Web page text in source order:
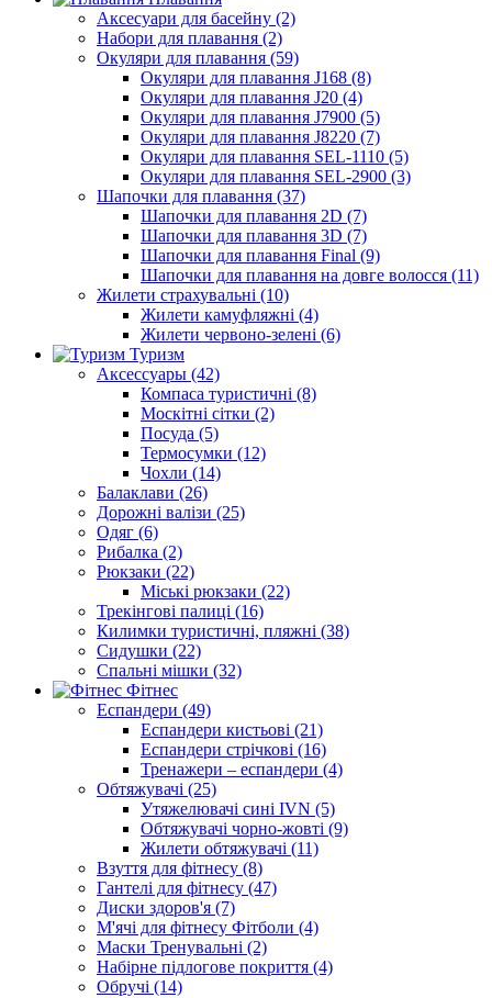
Аксесуари для басейну (2)
Набори для плавання (2)
Окуляри для плавання (59)
Окуляри для плавання J168 (8)
Окуляри для плавання J20 (4)
Окуляри для плавання J7900 (5)
Окуляри для плавання J8220 (7)
Окуляри для плавання SEL-1110 (5)
Окуляри для плавання SEL-2900 (3)
Шапочки для плавання (37)
Шапочки для плавання 2D (7)
Шапочки для плавання 3D (7)
Шапочки для плавання Final (9)
Шапочки для плавання на довге волосся (11)
Жилети страхувальні (10)
Жилети камуфляжні (4)
Жилети червоно-зелені (6)
Туризм
Аксессуары (42)
Компаса туристичні (8)
Москітні сітки (2)
Посуда (5)
Термосумки (12)
Чохли (14)
Балаклави (26)
Дорожні валізи (25)
Одяг (6)
Рибалка (2)
Рюкзаки (22)
Міські рюкзаки (22)
Трекінгові палиці (16)
Килимки туристичні, пляжні (38)
Сидушки (22)
Спальні мішки (32)
Фітнес
Еспандери (49)
Еспандери кистьові (21)
Еспандери стрічкові (16)
Тренажери – еспандери (4)
Обтяжувачі (25)
Утяжелювачі сині IVN (5)
Обтяжувачі чорно-жовті (9)
Жилети обтяжувачі (11)
Взуття для фітнесу (8)
Гантелі для фітнесу (47)
Диски здоров'я (7)
М'ячі для фітнесу Фітболи (4)
Маски Тренувальні (2)
Набірне підлогове покриття (4)
Обручі (14)